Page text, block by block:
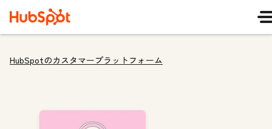
HubSpotのカスタマープラットフォーム